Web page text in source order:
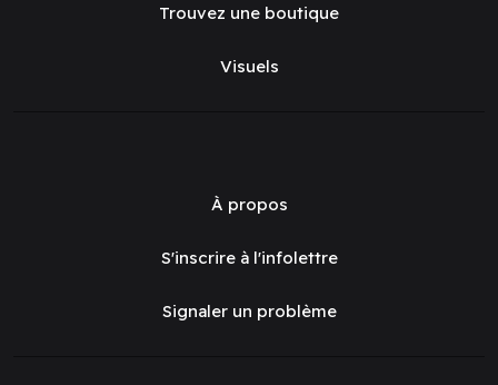
Trouvez une boutique
Visuels
À propos
S'inscrire à l'infolettre
Signaler un problème